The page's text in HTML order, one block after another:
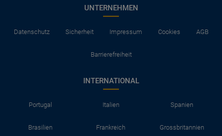
UNTERNEHMEN
Datenschutz Sicherheit Impressum Cookies AGB
Barrierefreiheit
INTERNATIONAL
Portugal Italien Spanien
Brasilien Frankreich Grossbritannien